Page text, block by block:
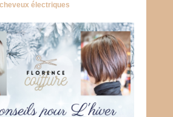
électriques